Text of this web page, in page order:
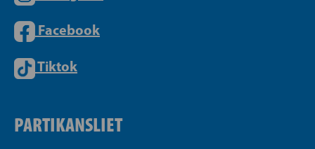
Facebook
Tiktok
PARTIKANSLIET